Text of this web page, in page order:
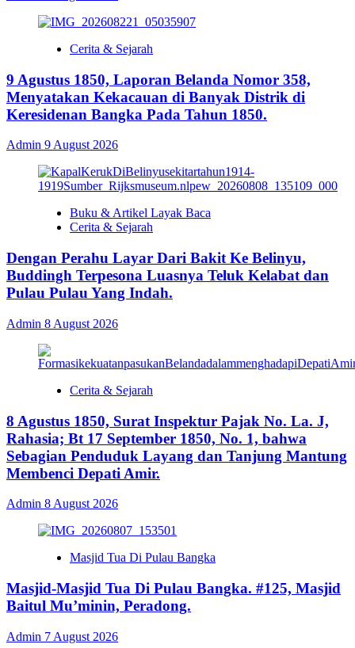
Cerita & Sejarah
9 Agustus 1850, Laporan Belanda Nomor 358,
Menyatakan Kekacauan di Banyak Distrik di
Keresidenan Bangka Pada Tahun 1850.
Admin 9 August 2026
Buku & Artikel Layak Baca
Cerita & Sejarah
Dengan Perahu Layar Dari Bakit Ke Belinyu,
Buddingh Terpesona Luasnya Teluk Kelabat dan
Pulau Pulau Yang Indah.
Admin 8 August 2026
Cerita & Sejarah
8 Agustus 1850, Surat Inspektur Pajak No. La. J,
Rahasia; Bt 17 September 1850, No. 1, bahwa
Sebagian Penduduk Layang dan Tanjung Mantung
Membenci Depati Amir.
Admin 8 August 2026
Masjid Tua Di Pulau Bangka
Masjid-Masjid Tua Di Pulau Bangka. #125, Masjid
Baitul Mu’minin, Peradong.
Admin 7 August 2026